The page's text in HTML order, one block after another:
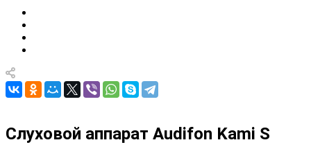
Слуховой аппарат Audifon Kami S